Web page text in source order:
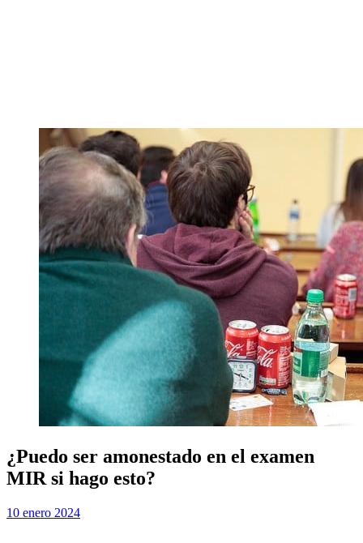
¿Puedo ser amonestado en el examen
MIR si hago esto?
porExamen MIR
Publicada
10 enero 2024